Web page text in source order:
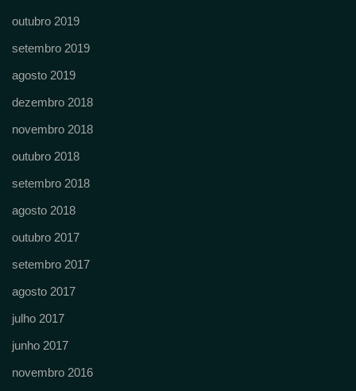
outubro 2019
setembro 2019
agosto 2019
dezembro 2018
novembro 2018
outubro 2018
setembro 2018
agosto 2018
outubro 2017
setembro 2017
agosto 2017
julho 2017
junho 2017
novembro 2016